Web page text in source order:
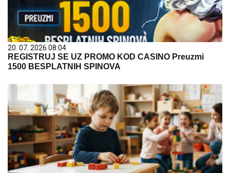
20. 07. 2026 08:04
REGISTRUJ SE UZ PROMO KOD CASINO Preuzmi
1500 BESPLATNIH SPINOVA